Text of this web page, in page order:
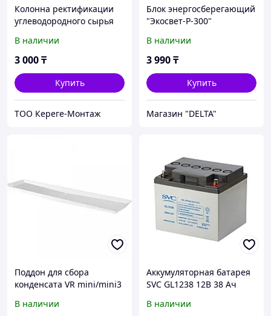
Колонна ректификации
углеводородного сырья
В наличии
3 000₸
Купить
ТОО Кереге-Монтаж
Блок энергосберегающий
"Экосвет-Р-300"
В наличии
3 990₸
Купить
Магазин "DELTA"
Поддон для сбора
конденсата VR mini/mini3
В наличии
Аккумуляторная батарея
SVC GL1238 12В 38 Ач
В наличии